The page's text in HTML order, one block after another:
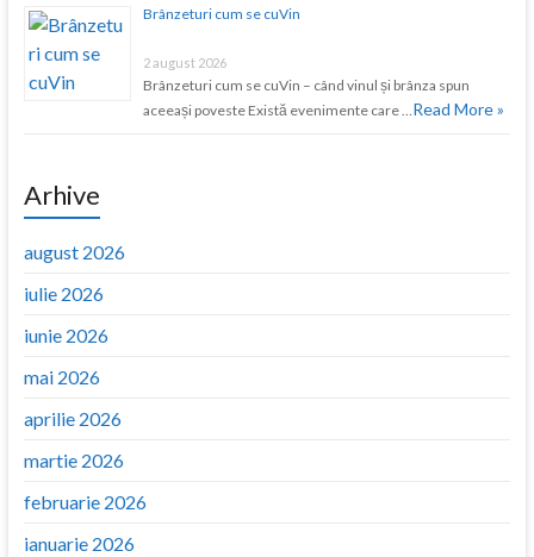
Brânzeturi cum se cuVin
2 august 2026
Brânzeturi cum se cuVin – când vinul și brânza spun
aceeași poveste Există evenimente care …Read More »
Arhive
august 2026
iulie 2026
iunie 2026
mai 2026
aprilie 2026
martie 2026
februarie 2026
ianuarie 2026